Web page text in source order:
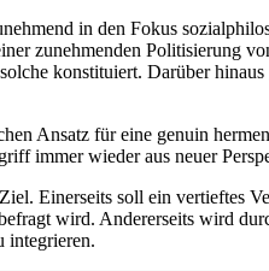
in den Fokus
zunehmenden Politisierung
konstituiert. Darüber
Ansatz für eine genuin
immer wieder aus neuer
Einerseits soll ein vertieftes
wird. Andererseits wird
integrieren.